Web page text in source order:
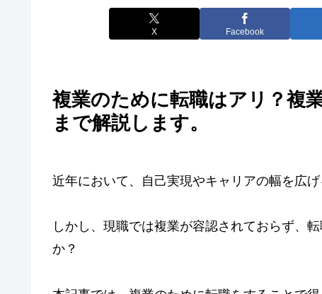
X Facebook
複業のために転職はアリ？複
まで解説します。
近年において、自己実現やキャリアの幅を広
しかし、現職では複業が容認されておらず、
か？